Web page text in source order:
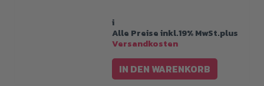
i
Alle Preise inkl.19% MwSt.plus
Versandkosten
IN DEN WARENKORB